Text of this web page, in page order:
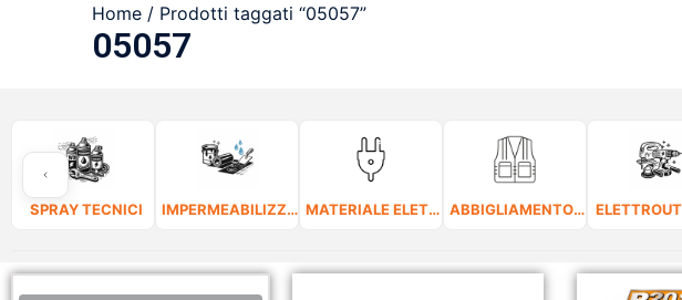
Home/ Prodotti taggati “05057”
05057
SPRAY TECNICI IMPERMEABILIZZANTI MATERIALE ELETTRICO ABBIGLIAMENTO DA LAVORO E DPI